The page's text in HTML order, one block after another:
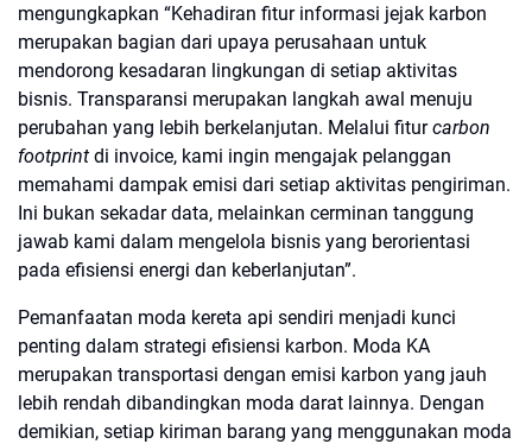
mengungkapkan “Kehadiran fitur informasi jejak karbon
merupakan bagian dari upaya perusahaan untuk
mendorong kesadaran lingkungan di setiap aktivitas
bisnis. Transparansi merupakan langkah awal menuju
perubahan yang lebih berkelanjutan. Melalui fiturcarbon
footprint di invoice, kami ingin mengajak pelanggan
memahami dampak emisi dari setiap aktivitas pengiriman.
Ini bukan sekadar data, melainkan cerminan tanggung
jawab kami dalam mengelola bisnis yang berorientasi
pada efisiensi energi dan keberlanjutan”.
Pemanfaatan moda kereta api sendiri menjadi kunci
penting dalam strategi efisiensi karbon. Moda KA
merupakan transportasi dengan emisi karbon yang jauh
lebih rendah dibandingkan moda darat lainnya. Dengan
demikian, setiap kiriman barang yang menggunakan moda